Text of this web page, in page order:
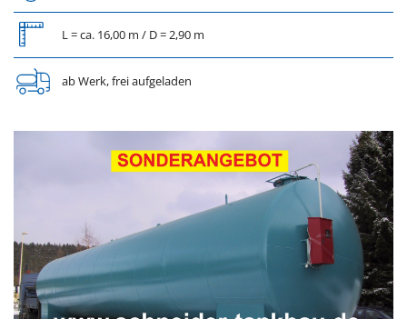
L = ca. 16,00 m / D = 2,90 m
ab Werk, frei aufgeladen